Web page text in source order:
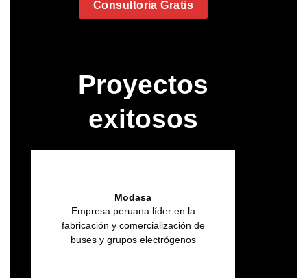
Consultoria Gratis
Proyectos
exitosos
Modasa
Empresa peruana líder en la
fabricación y comercialización de
buses y grupos electrógenos